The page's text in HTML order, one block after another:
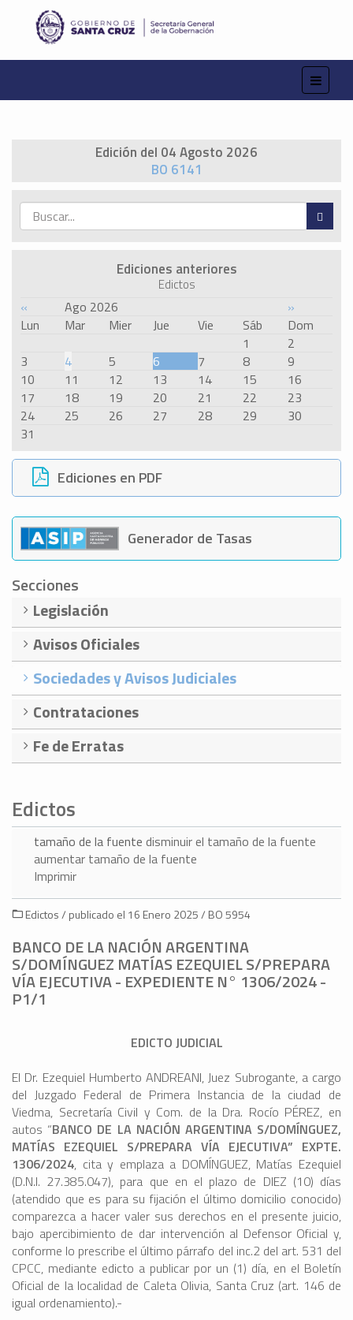
Edición del 04 Agosto 2026
BO 6141
Ediciones anteriores
Edictos
« Ago 2026
»
Lun
Mar Mier Jue Vie Sáb
Dom
1
2
3
4 5 6 7 8
9
10
11 12 13 14 15
16
17
18 19 20 21 22
23
24
25 26 27 28 29
30
31
Ediciones en PDF
Generador de Tasas
Secciones
Legislación
Avisos Oficiales
Sociedades y Avisos Judiciales
Contrataciones
Fe de Erratas
Edictos
tamaño de la fuente disminuir el tamaño de la fuente
aumentar tamaño de la fuente
Imprimir
Edictos / publicado el 16 Enero 2025 / BO 5954
BANCO DE LA NACIÓN ARGENTINA
S/DOMÍNGUEZ MATÍAS EZEQUIEL S/PREPARA
VÍA EJECUTIVA - EXPEDIENTE N° 1306/2024 -
P1/1
EDICTO JUDICIAL
El Dr. Ezequiel Humberto ANDREANI, Juez Subrogante, a cargo
del Juzgado Federal de Primera Instancia de la ciudad de
Viedma, Secretaría Civil y Com. de la Dra. Rocío PÉREZ, en
autos “BANCO DE LA NACIÓN ARGENTINA S/DOMÍNGUEZ,
MATÍAS EZEQUIEL S/PREPARA VÍA EJECUTIVA” EXPTE.
1306/2024, cita y emplaza a DOMÍNGUEZ, Matías Ezequiel
(D.N.I. 27.385.047), para que en el plazo de DIEZ (10) días
(atendido que es para su fijación el último domicilio conocido)
comparezca a hacer valer sus derechos en el presente juicio,
bajo apercibimiento de dar intervención al Defensor Oficial y,
conforme lo prescribe el último párrafo del inc.2 del art. 531 del
CPCC, mediante edicto a publicar por un (1) día, en el Boletín
Oficial de la localidad de Caleta Olivia, Santa Cruz (art. 146 de
igual ordenamiento).-